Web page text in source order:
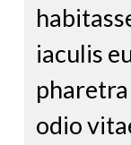
iaculis
odio